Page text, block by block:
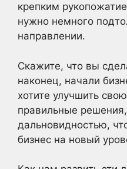
крепким
нужно немного
направлении.
Скажите, что вы
наконец, начали
хотите улучшить
правильные
дальновидностью,
бизнес на новый